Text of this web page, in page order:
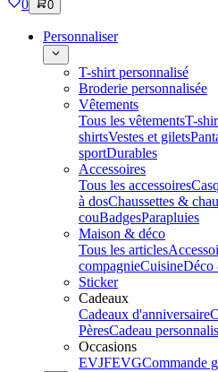
0 0
Personnaliser
T-shirt personnalisé
Broderie personnalisée
Vêtements
Tous les vêtementsT-
shirtsVestes et gilets
sportDurables
Accessoires
Tous les accessoires
à dosChaussettes &
couBadgesParapluies
Maison & déco
Tous les articles
compagnieCuisineDéco
Sticker
Cadeaux
Cadeaux d'anniversaire
PèresCadeau
Occasions
EVJFEVGCommande